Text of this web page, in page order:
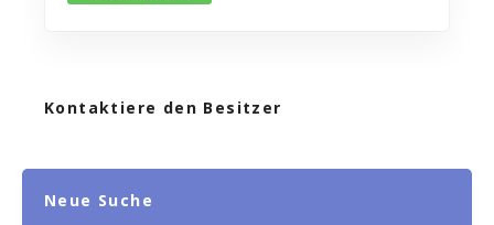
Kontaktiere den Besitzer
Neue Suche